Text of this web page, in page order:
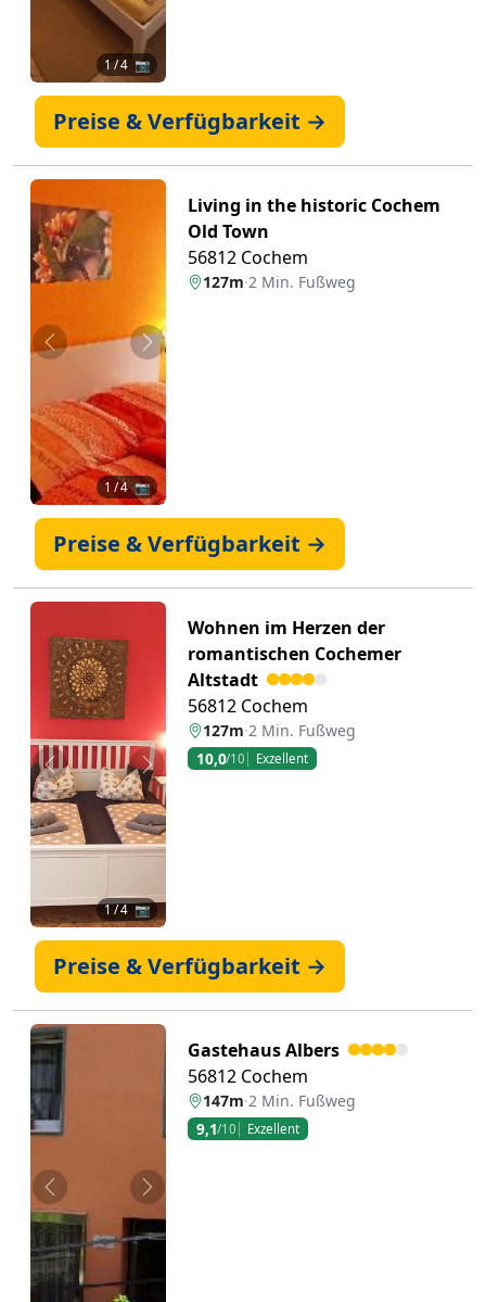
1 / 4 📷
Preise & Verfügbarkeit →
Zurück Weiter
1 / 4 📷
Living in the historic Cochem
Old Town
56812 Cochem
127m·2 Min. Fußweg
Preise & Verfügbarkeit →
Zurück Weiter
1/ 4 📷
Wohnen im Herzen der
romantischen Cochemer
Altstadt
56812 Cochem
127m·2 Min. Fußweg
10,0/10 Exzellent
Preise & Verfügbarkeit →
Zurück Weiter
Gastehaus Albers
56812 Cochem
147m·2 Min. Fußweg
9,1/10 Exzellent